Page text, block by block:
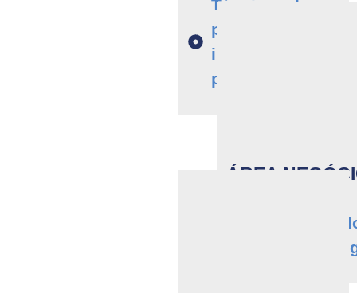
Técnicas de
protocolo e
imagem
pessoal
ÁREA
Software de